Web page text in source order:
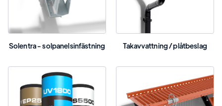
Solentra - solpanelsinfästning Takavvattning / plåtbeslag